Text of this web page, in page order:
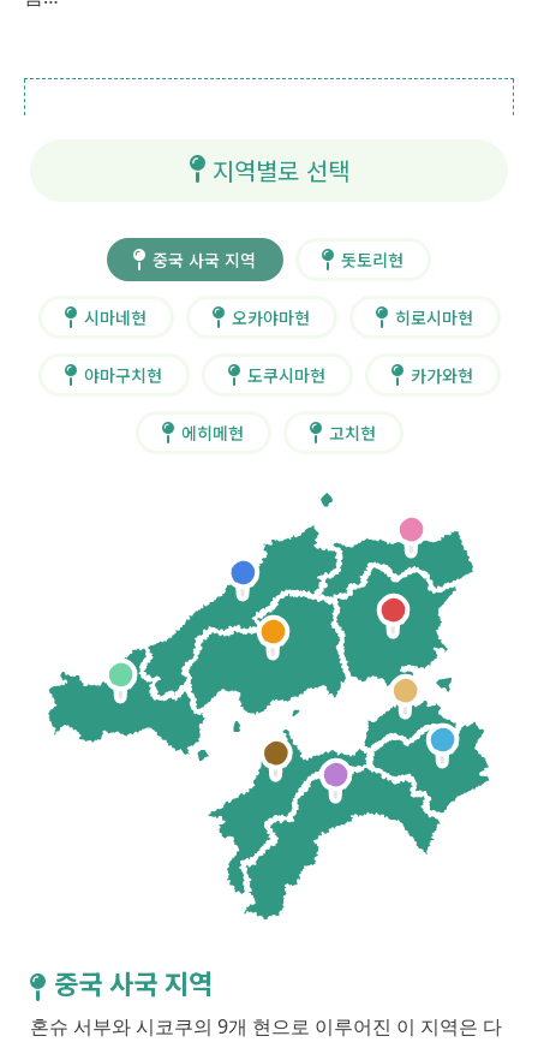
지역별로 선택
중국 사국 지역 돗토리현
시마네현 오카야마현 히로시마현
야마구치현 도쿠시마현 카가와현
에히메현 고치현
중국 사국 지역
혼슈 서부와 시코쿠의 9개 현으로 이루어진 이 지역은 다